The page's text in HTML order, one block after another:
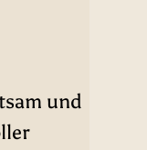
und